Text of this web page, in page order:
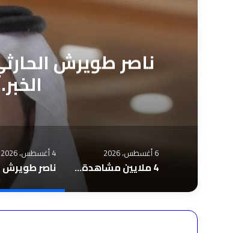
ناصر طويرش
6 أغسطس، 2026
4 ملايين مشاهدة لـ«تعالي هنا».. نادر الأتات يواصل نجاحه باللهجة المصرية
4 أغسطس، 2026